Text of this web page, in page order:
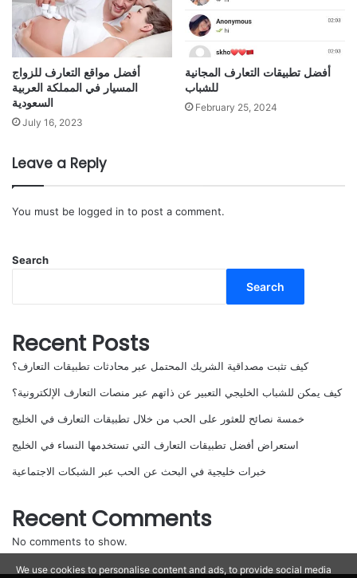
أفضل مواقع التعارف للزواج
المسيار في المملكة العربية
السعودية
July 16, 2023
أفضل تطبيقات التعارف المجانية
للشباب
February 25, 2024
Leave a Reply
You must be logged in to post a comment.
Search
Search
Recent Posts
كيف تثبت مصداقية الشريك المحتمل عبر محادثات تطبيقات التعارف؟
كيف يمكن للشباب الخليجي التعبير عن ذاتهم عبر منصات التعارف الإلكترونية؟
خمسة نصائح للعثور على الحب من خلال تطبيقات التعارف في الخليج
استعراض أفضل تطبيقات التعارف التي تستخدمها النساء في الخليج
خبرات خليجية في البحث عن الحب عبر الشبكات الاجتماعية
Recent Comments
No comments to show.
We use cookies to personalise content and ads, to provide social media